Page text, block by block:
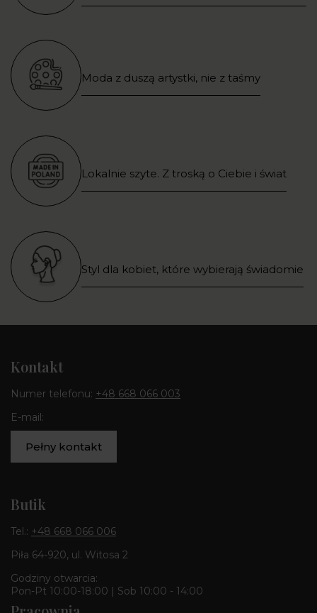
Moda z duszą artystki, nie z taśmy
Lokalnie szyte. Z troską o Ciebie i świat
Styl dla kobiet, które wybierają świadomie
Kontakt
Numer telefonu: +48 668 066 003
E-mail:
Pełny kontakt
Butik
Tel.: +48 668 066 006
Piła 64-920, ul. Witosa 2
Godziny otwarcia:
Pon-Pt 10:00-18:00 | Sob 10:00 - 14:00